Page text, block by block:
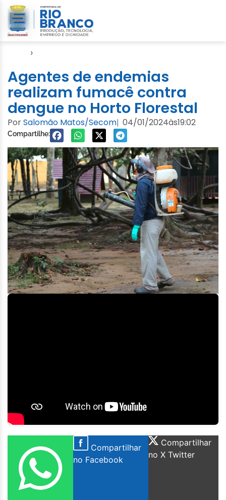
›
Agentes de endemias
realizam fumacê contra
dengue no Horto Florestal
PorSalomão Matos/Secom| 04/01/2024às19:02
Compartilhe:
Compartilhar
no Facebook
Compartilhar
no X Twitter